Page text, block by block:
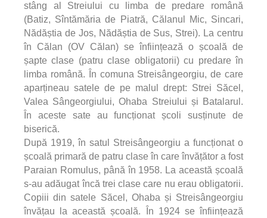
stâng al Streiului cu limba de predare română
(Batiz, Sîntămăria de Piatră, Călanul Mic, Sincari,
Nădăștia de Jos, Nădăștia de Sus, Strei). La centru
în Călan (OV Călan) se înființează o școală de
șapte clase (patru clase obligatorii) cu predare în
limba română. În comuna Streisângeorgiu, de care
aparțineau satele de pe malul drept: Strei Săcel,
Valea Sângeorgiului, Ohaba Streiului și Batalarul.
În aceste sate au funcționat școli susținute de
biserică.
După 1919, în satul Streisângeorgiu a funcționat o
școală primară de patru clase în care învățător a fost
Paraian Romulus, până în 1958. La această școală
s-au adăugat încă trei clase care nu erau obligatorii.
Copiii din satele Săcel, Ohaba și Streisângeorgiu
învățau la această școală. În 1924 se înființează